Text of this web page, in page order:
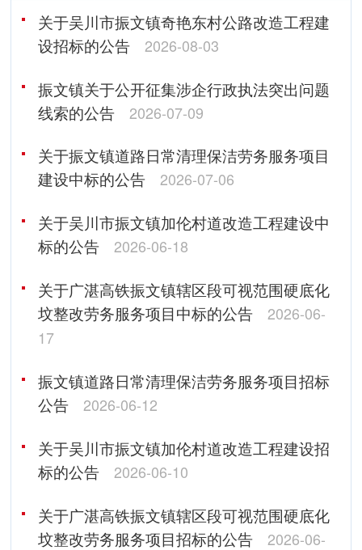
关于吴川市振文镇奇艳东村公路改造工程建
设招标的公告
2026-08-03
振文镇关于公开征集涉企行政执法突出问题
线索的公告
2026-07-09
关于振文镇道路日常清理保洁劳务服务项目
建设中标的公告
2026-07-06
关于吴川市振文镇加伦村道改造工程建设中
标的公告
2026-06-18
关于广湛高铁振文镇辖区段可视范围硬底化
坟整改劳务服务项目中标的公告
2026-06-
17
振文镇道路日常清理保洁劳务服务项目招标
公告
2026-06-12
关于吴川市振文镇加伦村道改造工程建设招
标的公告
2026-06-10
关于广湛高铁振文镇辖区段可视范围硬底化
坟整改劳务服务项目招标的公告
2026-06-